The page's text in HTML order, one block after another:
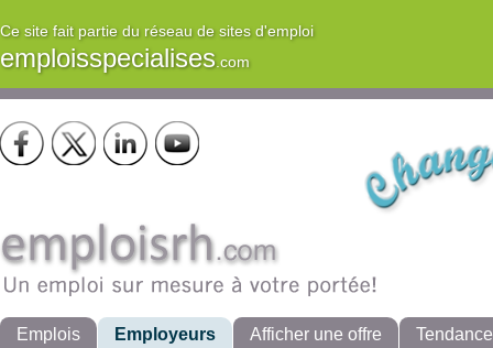
Ce site fait partie du réseau de sites d'emploi
emploisspecialises.com
Emplois Employeurs Afficher une offre